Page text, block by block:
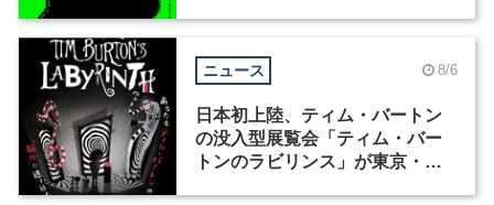
ニュース 8/6
日本初上陸、ティム・バートン
の没入型展覧会「ティム・バー
トンのラビリンス」が東京・豊